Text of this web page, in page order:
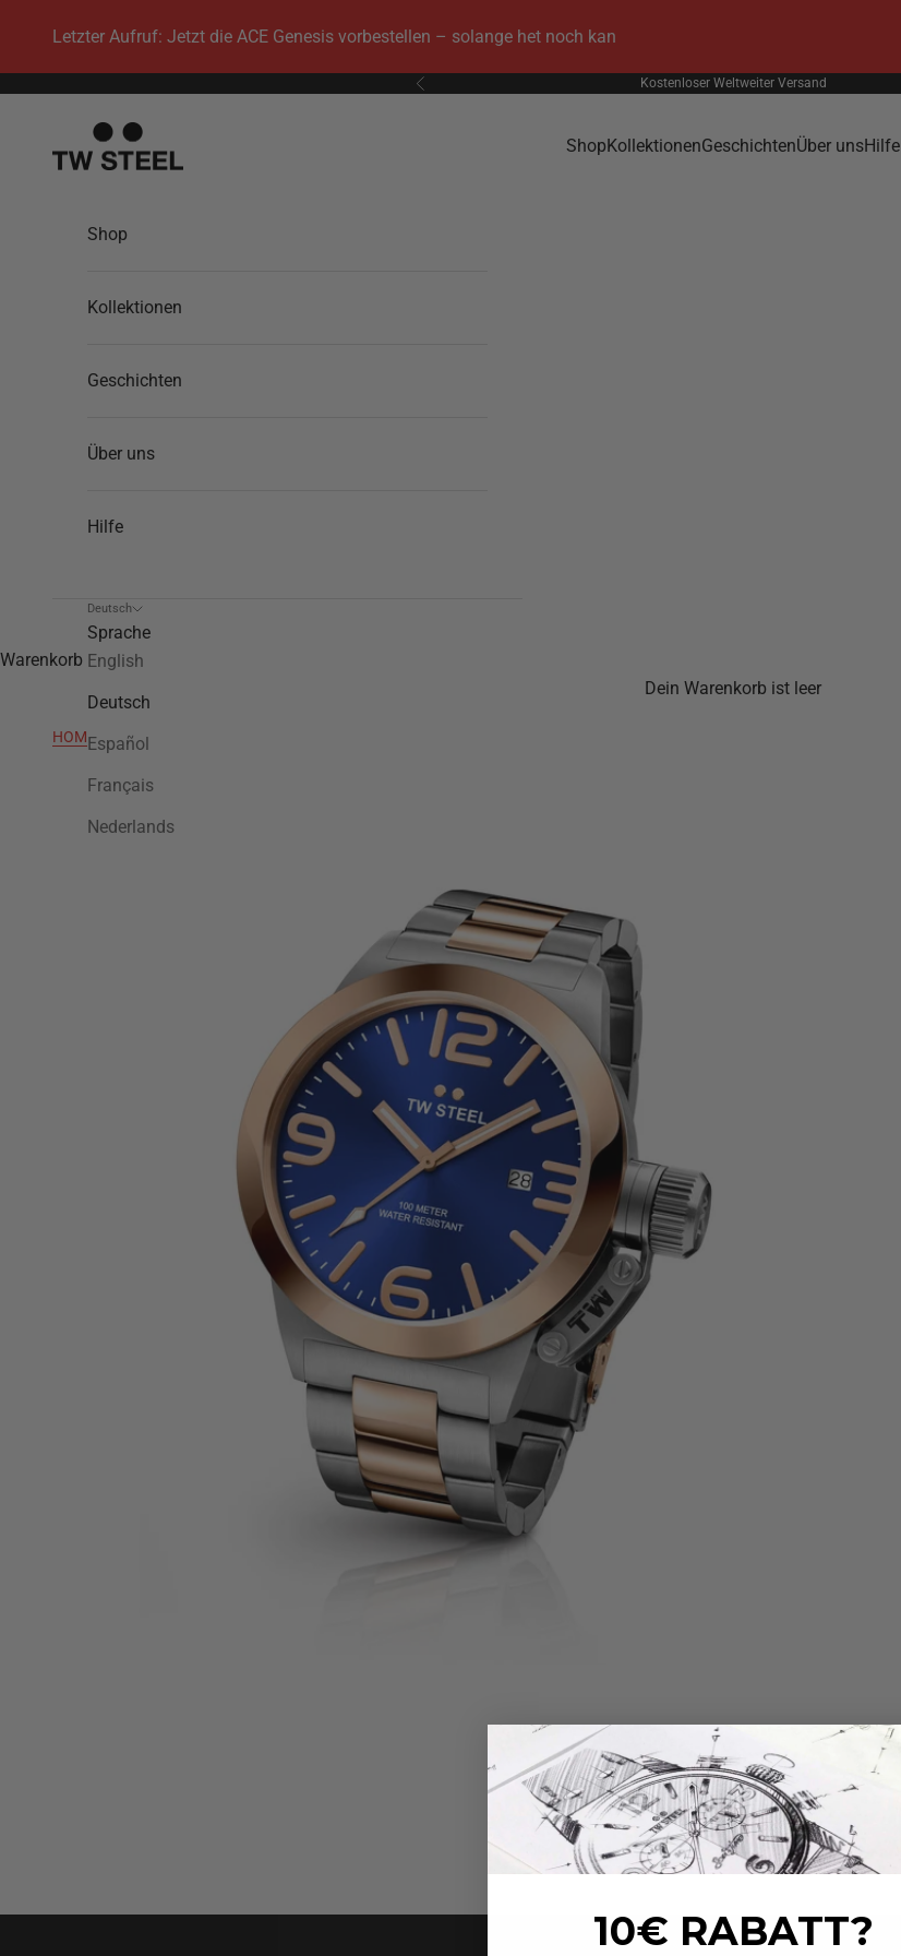
Letzter Aufruf: Jetzt die ACE Genesis vorbestellen – solange het noch kan
Zurück Kostenloser Weltweiter Versand
TW Steel
ShopKollektionenGeschichtenÜber unsHilfe
Shop
Kollektionen
Geschichten
Über uns
Hilfe
Deutsch
Sprache
English
Deutsch
Español
Français
Nederlands
Warenkorb
Dein Warenkorb ist leer
HOME>CB142
10€ RABATT?